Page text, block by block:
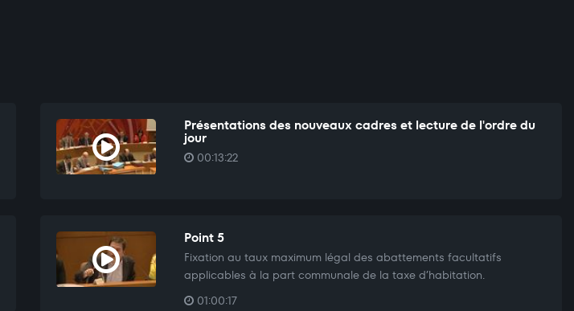
Présentations des nouveaux cadres et lecture de l'ordre du
jour
00:13:22
Point 5
Fixation au taux maximum légal des abattements facultatifs
applicables à la part communale de la taxe d’habitation.
01:00:17